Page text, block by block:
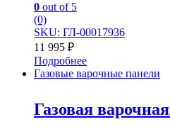
0 out of 5
(0)
SKU: ГЛ-00017936
11 995 ₽
Подробнее
Газовые варочные панели
Газовая